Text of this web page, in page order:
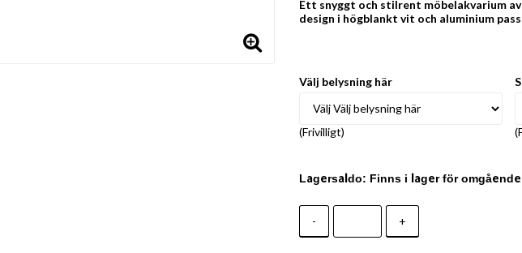
Ett snyggt och stilrent möbelakvarium
design i högblankt vit och aluminium
Välj belysning här
(Frivilligt)
Finns i lager för
- +